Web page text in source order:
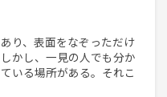
り、表面をなぞっただけ
かし、一見の人でも分か
いる場所がある。それこ